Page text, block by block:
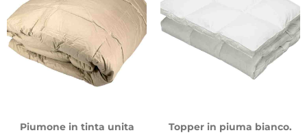
Piumone in tinta unita
Topper in piuma bianco.